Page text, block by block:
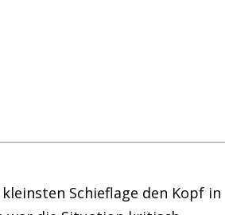
Schieflage den Kopf in